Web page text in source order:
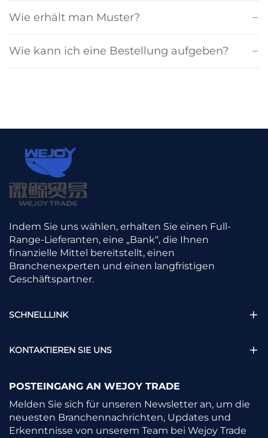
Wie erhält man Muster?
Wie kann ich eine Bestellung aufgeben?
Indem Sie uns wählen, erhalten Sie einen Full-
Range-Lieferanten, eine „Bank“, die Ihnen
finanzielle Mittel bereitstellt, einen
Branchenexperten und einen langfristigen
Geschäftspartner.
SCHNELLLINK
KONTAKTIEREN SIE UNS
POSTEINGANG AN WEJOY TRADE
Melden Sie sich für unseren Newsletter an, um die
neuesten Branchennachrichten, Updates und
Erkenntnisse von unserem Team bei Wejoy Trade